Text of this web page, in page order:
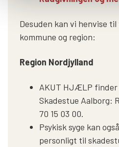
Desuden kan vi henvise
kommune og region:
Region Nordjylland
AKUT HJÆLP finder
Skadestue Aalborg:
70 15 03 00.
Psykisk syge kan
personligt til